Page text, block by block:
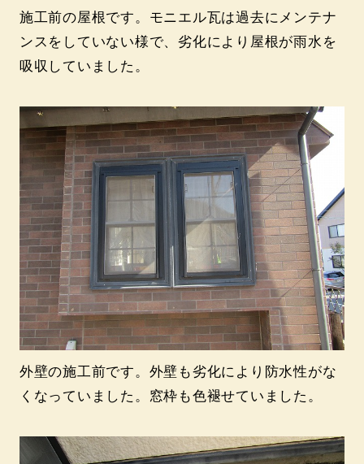
施工前の屋根です。モニエル瓦は過去にメンテナ
ンスをしていない様で、劣化により屋根が雨水を
吸収していました。
外壁の施工前です。外壁も劣化により防水性がな
くなっていました。窓枠も色褪せていました。